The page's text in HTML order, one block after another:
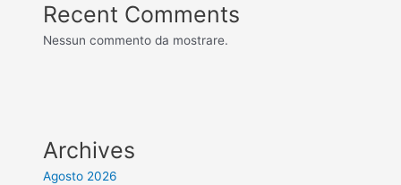
Recent Comments
Nessun commento da mostrare.
Archives
Agosto 2026